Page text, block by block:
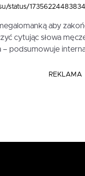
status/
aby
cytując słowa
– podsumowuje
REKLAMA